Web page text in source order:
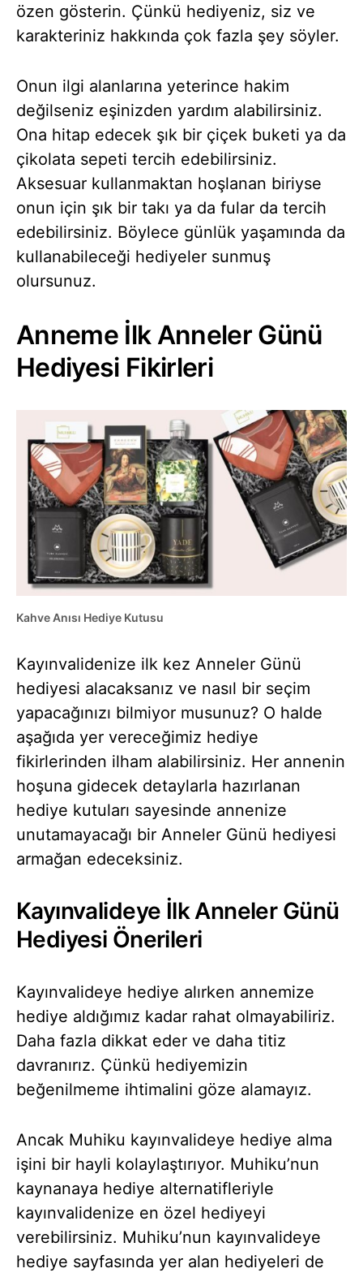
özen gösterin. Çünkü hediyeniz, siz ve
karakteriniz hakkında çok fazla şey söyler.
Onun ilgi alanlarına yeterince hakim
değilseniz eşinizden yardım alabilirsiniz.
Ona hitap edecek şık bir çiçek buketi ya da
çikolata sepeti tercih edebilirsiniz.
Aksesuar kullanmaktan hoşlanan biriyse
onun için şık bir takı ya da fular da tercih
edebilirsiniz. Böylece günlük yaşamında da
kullanabileceği hediyeler sunmuş
olursunuz.
Anneme İlk Anneler Günü
Hediyesi Fikirleri
Kahve Anısı Hediye Kutusu
Kayınvalidenize ilk kez Anneler Günü
hediyesi alacaksanız ve nasıl bir seçim
yapacağınızı bilmiyor musunuz? O halde
aşağıda yer vereceğimiz hediye
fikirlerinden ilham alabilirsiniz. Her annenin
hoşuna gidecek detaylarla hazırlanan
hediye kutuları sayesinde annenize
unutamayacağı bir Anneler Günü hediyesi
armağan edeceksiniz.
Kayınvalideye İlk Anneler Günü
Hediyesi Önerileri
Kayınvalideye hediye alırken annemize
hediye aldığımız kadar rahat olmayabiliriz.
Daha fazla dikkat eder ve daha titiz
davranırız. Çünkü hediyemizin
beğenilmeme ihtimalini göze alamayız.
Ancak Muhiku kayınvalideye hediye alma
işini bir hayli kolaylaştırıyor. Muhiku’nun
kaynanaya hediye alternatifleriyle
kayınvalidenize en özel hediyeyi
verebilirsiniz. Muhiku’nun kayınvalideye
hediye sayfasında yer alan hediyeleri de